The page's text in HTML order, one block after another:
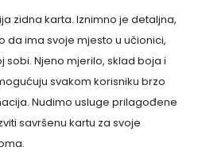
zidna karta. Iznimno je detaljna,
da ima svoje mjesto u učionici,
sobi. Njeno mjerilo, sklad boja i
svakom korisniku brzo
Nudimo usluge prilagođene
savršenu kartu za svoje